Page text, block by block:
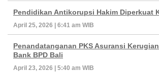
Pendidikan Antikorupsi Hakim Diperkuat
April 25, 2026 | 6:41 am WIB
Penandatanganan PKS Asuransi
Bank BPD Bali
April 23, 2026 | 5:40 am WIB